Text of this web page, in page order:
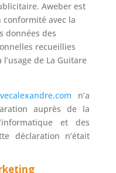
Aweber est
avec la
données des
recueillies
de La Guitare
n’a
auprès de la
et des
déclaration n’était